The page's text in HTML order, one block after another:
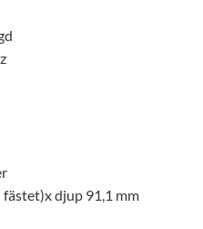
djup 91,1 mm